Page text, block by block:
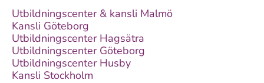
Utbildningscenter & kansli Malmö
Kansli Göteborg
Utbildningscenter Hagsätra
Utbildningscenter Göteborg
Utbildningscenter Husby
Kansli Stockholm